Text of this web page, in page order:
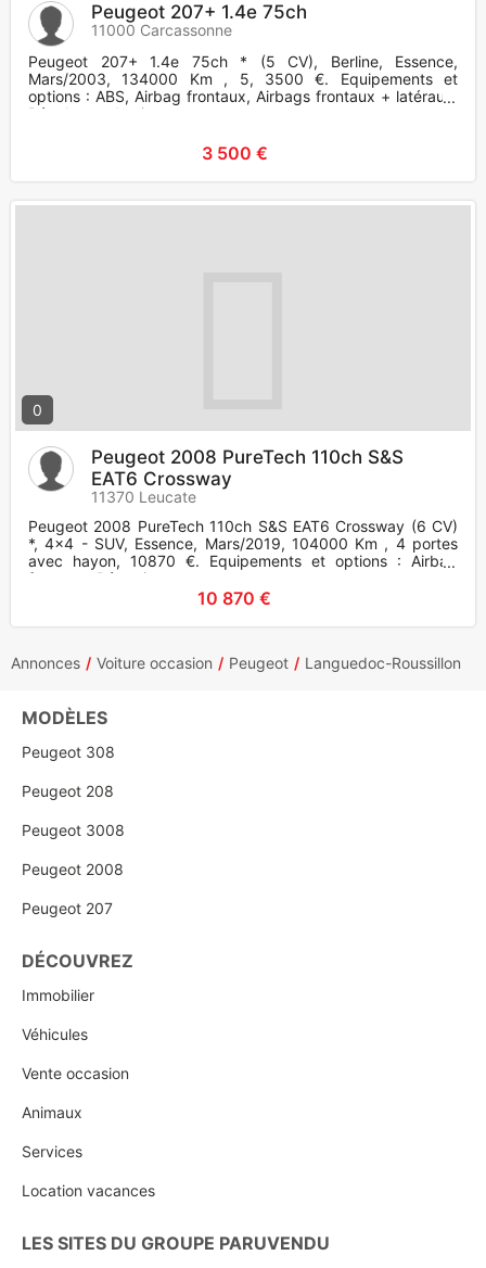
Peugeot 207+ 1.4e 75ch
11000 Carcassonne
Peugeot 207+ 1.4e 75ch * (5 CV), Berline, Essence,
Mars/2003, 134000 Km , 5, 3500 €. Equipements et
options : ABS, Airbag frontaux, Airbags frontaux + latéraux,
Régulateur de vite
3 500 €
0
Peugeot 2008 PureTech 110ch S&S
EAT6 Crossway
11370 Leucate
Peugeot 2008 PureTech 110ch S&S EAT6 Crossway (6 CV)
*, 4x4 - SUV, Essence, Mars/2019, 104000 Km , 4 portes
avec hayon, 10870 €. Equipements et options : Airbag
frontaux, Rétrovis
10 870 €
Annonces Voiture occasion Peugeot Languedoc-Roussillon
MODÈLES
Peugeot 308
Peugeot 208
Peugeot 3008
Peugeot 2008
Peugeot 207
DÉCOUVREZ
Immobilier
Véhicules
Vente occasion
Animaux
Services
Location vacances
LES SITES DU GROUPE PARUVENDU